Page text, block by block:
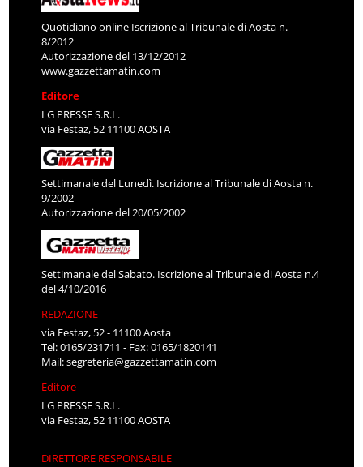
Quotidiano online Iscrizione al Tribunale di Aosta n.
8/2012
Autorizzazione del 13/12/2012
www.gazzettamatin.com
Editore
LG PRESSE S.R.L.
via Festaz, 52 11100 AOSTA
Settimanale del Lunedì. Iscrizione al Tribunale di Aosta n.
9/2002
Autorizzazione del 20/05/2002
Settimanale del Sabato. Iscrizione al Tribunale di Aosta n.4
del 4/10/2016
REDAZIONE
via Festaz, 52 - 11100 Aosta
Tel: 0165/231711 - Fax: 0165/1820141
Mail:segreteria@gazzettamatin.com
Editore
LG PRESSE S.R.L.
via Festaz, 52 11100 AOSTA
DIRETTORE RESPONSABILE